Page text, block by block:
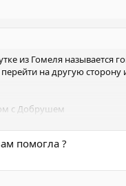
из Гомеля называется
на другую
с Добрушем
снимает порчу!
помогла ?